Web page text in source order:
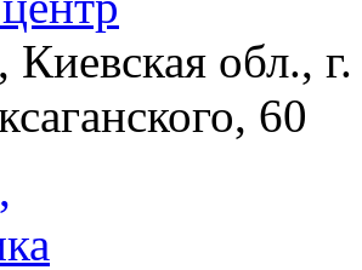
стыд в
за "Диором":
вмазала
Плющенко
Киевская обл.,
60